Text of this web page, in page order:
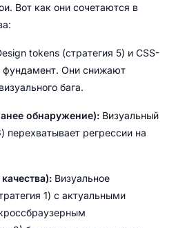
Вот как они сочетаются в
tokens (стратегия 5) и CSS-
фундамент. Они снижают
бага.
обнаружение): Визуальный
перехватывает регрессии на
Визуальное
1) с актуальными